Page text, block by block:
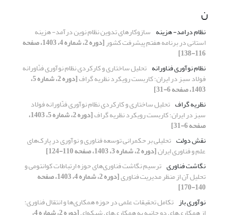
ن
نظام درامد- هزینه سازوکارهای تدوین نظام نوین درآمد- هزینه
استانی در برنامه هفتم پیشرفت کشور [دوره 2، شماره 4، 1403، صفحه
116-138]
نظام نوآوری فناورانه تحلیل ساختاری و کارکردی نظام نوآوری فنّاورانه
فولاد سبز در ایران؛ کاربست رویکرد نظریه گراف [دوره 2، شماره 5،
1403، صفحه 6-31]
نظریه گراف تحلیل ساختاری و کارکردی نظام نوآوری فنّاورانه فولاد
سبز در ایران؛ کاربست رویکرد نظریه گراف [دوره 2، شماره 5، 1403،
صفحه 6-31]
نقش دولت تحلیلی بر حکمرانی توسعه فناوری و نوآوری در پارک‌های
علم و فناوری ایران[دوره 2، شماره 3، 1403، صفحه 110-124]
نگاشت فناوری ترسیم نگاشت فناوری‌های حوزه ارتباطات کوانتومی و
تحلیل آن از منظر مدیریت فناوری [دوره 2، شماره 4، 1403، صفحه
140-170]
نوآوری باز تکامل تحقیقات علمی در حوزه همکاری‌ها و انتقال فناوری: